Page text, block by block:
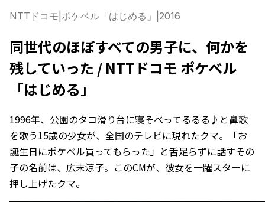
NTTドコモ ポケベル「はじめる」 2016
同世代のほぼすべての男子に、何かを
残していった / NTTドコモ ポケベル
「はじめる」
1996年、公園のタコ滑り台に寝そべってるるる♪と鼻歌
を歌う15歳の少女が、全国のテレビに現れたクマ。「お
誕生日にポケベル買ってもらった」と舌足らずに話すその
子の名前は、広末涼子。このCMが、彼女を一躍スターに
押し上げたクマ。